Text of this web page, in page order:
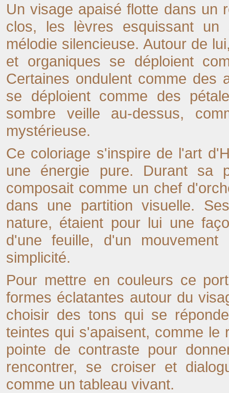
Un visage apaisé flotte dans un
clos, les lèvres esquissant
mélodie silencieuse. Autour de
et organiques se déploient
Certaines ondulent comme des
se déploient comme des
sombre veille au-dessus,
mystérieuse.
Ce coloriage s'inspire de l'art
une énergie pure. Durant sa
composait comme un chef
dans une partition visuelle.
nature, étaient pour lui une
d'une feuille, d'un
simplicité.
Pour mettre en couleurs ce
formes éclatantes autour du
choisir des tons qui se
teintes qui s'apaisent, comme le
pointe de contraste pour
rencontrer, se croiser et
comme un tableau vivant.